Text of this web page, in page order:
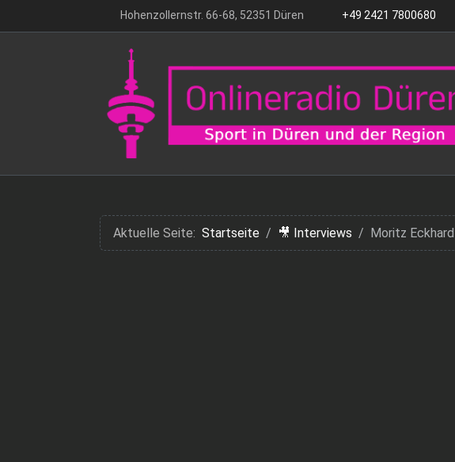
Hohenzollernstr. 66-68, 52351 Düren +49 2421 7800680
Aktuelle Seite: Startseite 🎥 Interviews Moritz